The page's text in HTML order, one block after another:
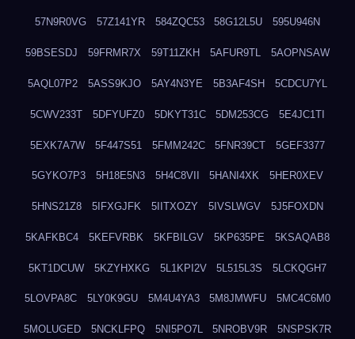
57N9R0VG 57Z141YR 584ZQC53 58G12L5U 595U946N
59BSESDJ 59FRMR7X 59T11ZKH 5AFUR9TL 5AOPNSAW
5AQL07P2 5ASS9KJO 5AY4N3YE 5B3AF4SH 5CDCU7YL
5CWV233T 5DFYUFZ0 5DKYT31C 5DM253CG 5E4JC1TI
5EXK7A7W 5F447S51 5FMM242C 5FNR39CT 5GEF3377
5GYKO7P3 5H18E5N3 5H4C8VII 5HANI4XK 5HER0XEV
5HNS21Z8 5IFXGJFK 5IITXOZY 5IVSLWGV 5J5FOXDN
5KAFKBC4 5KEFVRBK 5KFBILGV 5KP635PE 5KSAQAB8
5KT1DCUW 5KZYHXKG 5L1KPI2V 5L515L3S 5LCKQGH7
5LOVPA8C 5LY0K9GU 5M4U4YA3 5M8JMWFU 5MC4C6M0
5MOLUGED 5NCKLFPQ 5NI5PO7L 5NROBV9R 5NSPSK7R